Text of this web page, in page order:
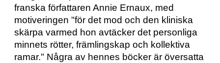
franska författaren Annie Ernaux, med
motiveringen "för det mod och den kliniska
skärpa varmed hon avtäcker det personliga
minnets rötter, främlingskap och kollektiva
ramar." Några av hennes böcker är översatta